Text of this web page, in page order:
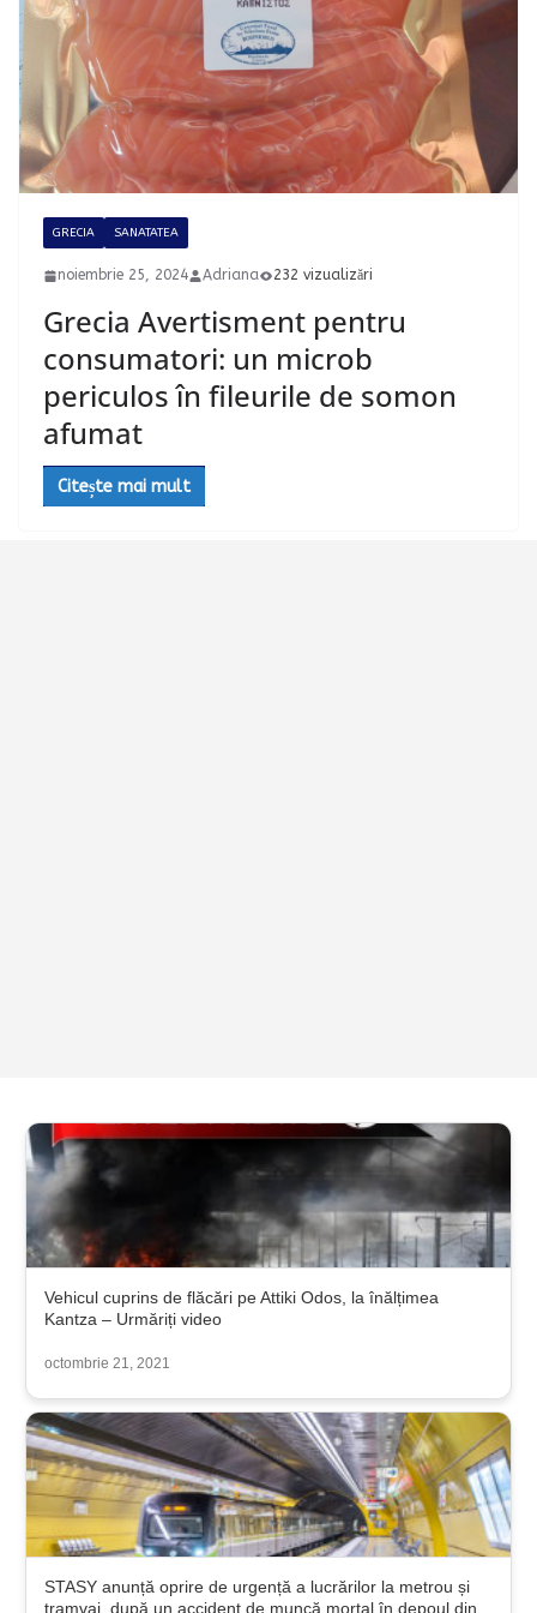
GRECIA SANATATEA
noiembrie 25, 2024 Adriana 232 vizualizări
Grecia Avertisment pentru
consumatori: un microb
periculos în fileurile de somon
afumat
Citește mai mult
Vehicul cuprins de flăcări pe Attiki Odos, la înălțimea
Kantza – Urmăriți video
octombrie 21, 2021
STASY anunță oprire de urgență a lucrărilor la metrou și
tramvai, după un accident de muncă mortal în depoul din